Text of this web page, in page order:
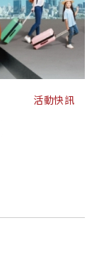
活動快訊